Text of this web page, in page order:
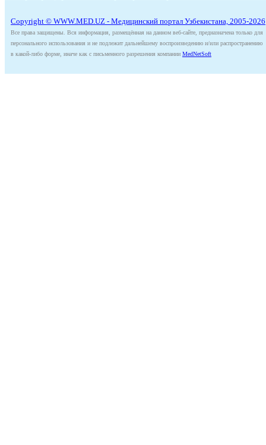
Copyright © WWW.MED.UZ - Медицинский портал Узбекистана, 2005-2026
Все права защищены. Вся информация, размещённая на данном веб-сайте, предназначена только для
персонального использования и не подлежит дальнейшему воспроизведению и/или распространению
в какой-либо форме, иначе как с письменного разрешения компании MedNetSoft